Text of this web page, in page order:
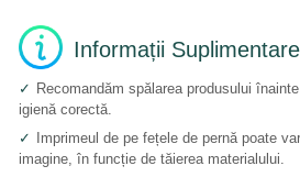
Informații Suplimentare
✓ Recomandăm spălarea produsului
igienă corectă.
✓ Imprimeul de pe fețele de pernă poate
imagine, în funcție de tăierea materialului.